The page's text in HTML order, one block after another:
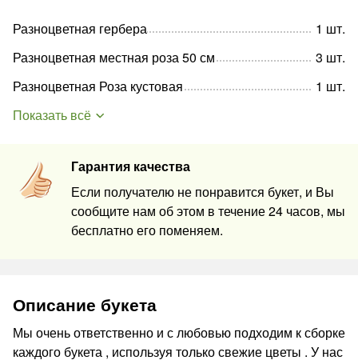
Гарантия качества
Если получателю не понравится букет, и Вы
сообщите нам об этом в течение 24 часов, мы
бесплатно его поменяем.
Разноцветная гербера 1 шт.
Разноцветная местная роза 50 см
3 шт.
Разноцветная Роза кустовая
1 шт.
Показать всё
Описание букета
Мы очень ответственно и с любовью подходим к сборке
каждого букета , используя только свежие цветы . У нас